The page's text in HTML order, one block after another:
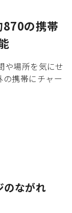
の携帯
や場所を気にせ
携帯にチャー
のながれ